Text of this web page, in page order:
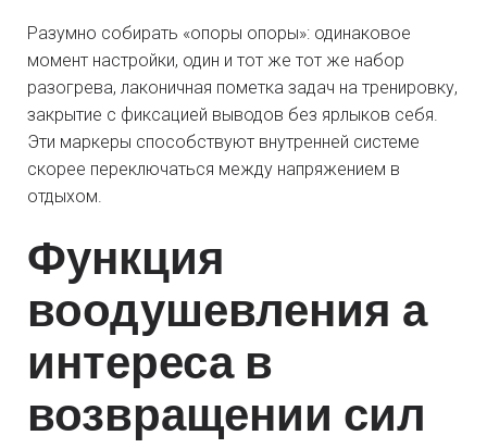
Разумно собирать «опоры опоры»: одинаковое
момент настройки, один и тот же тот же набор
разогрева, лаконичная пометка задач на тренировку,
закрытие с фиксацией выводов без ярлыков себя.
Эти маркеры способствуют внутренней системе
скорее переключаться между напряжением в
отдыхом.
Функция
воодушевления а
интереса в
возвращении сил